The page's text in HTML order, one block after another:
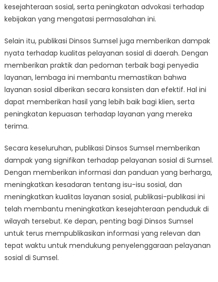
kesejahteraan sosial, serta peningkatan advokasi terhadap
kebijakan yang mengatasi permasalahan ini.
Selain itu, publikasi Dinsos Sumsel juga memberikan dampak
nyata terhadap kualitas pelayanan sosial di daerah. Dengan
memberikan praktik dan pedoman terbaik bagi penyedia
layanan, lembaga ini membantu memastikan bahwa
layanan sosial diberikan secara konsisten dan efektif. Hal ini
dapat memberikan hasil yang lebih baik bagi klien, serta
peningkatan kepuasan terhadap layanan yang mereka
terima.
Secara keseluruhan, publikasi Dinsos Sumsel memberikan
dampak yang signifikan terhadap pelayanan sosial di Sumsel.
Dengan memberikan informasi dan panduan yang berharga,
meningkatkan kesadaran tentang isu-isu sosial, dan
meningkatkan kualitas layanan sosial, publikasi-publikasi ini
telah membantu meningkatkan kesejahteraan penduduk di
wilayah tersebut. Ke depan, penting bagi Dinsos Sumsel
untuk terus mempublikasikan informasi yang relevan dan
tepat waktu untuk mendukung penyelenggaraan pelayanan
sosial di Sumsel.